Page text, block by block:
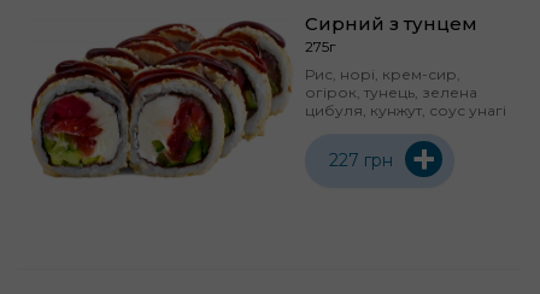
Сирний з тунцем
275г
Рис, норі, крем-сир,
огірок, тунець, зелена
цибуля, кунжут, соус унагі
227 грн +